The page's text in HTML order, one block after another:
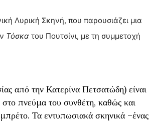
Λυρική Σκηνή, που παρουσιάζει μια
Τόσκατου Πουτσίνι, με τη συμμετοχή
από την Κατερίνα Πετσατώδη) είναι
πνεύμα του συνθέτη, καθώς και
Τα εντυπωσιακά σκηνικά –ένας